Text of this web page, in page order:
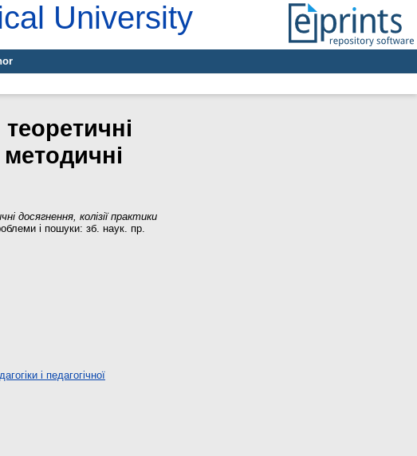
University
методичні
досягнення, колізії практики
і пошуки: зб. наук. пр.
і педагогічної